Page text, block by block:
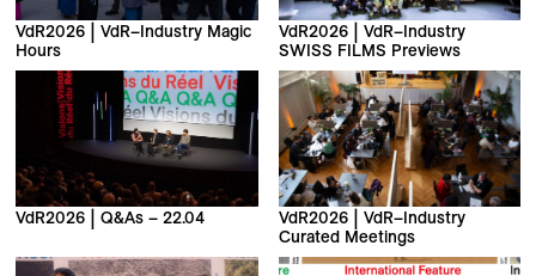
VdR2026 | VdR–Industry Magic
Hours
VdR2026 | VdR–Industry
SWISS FILMS Previews
VdR2026 | Q&As – 22.04
VdR2026 | VdR–Industry
Curated Meetings